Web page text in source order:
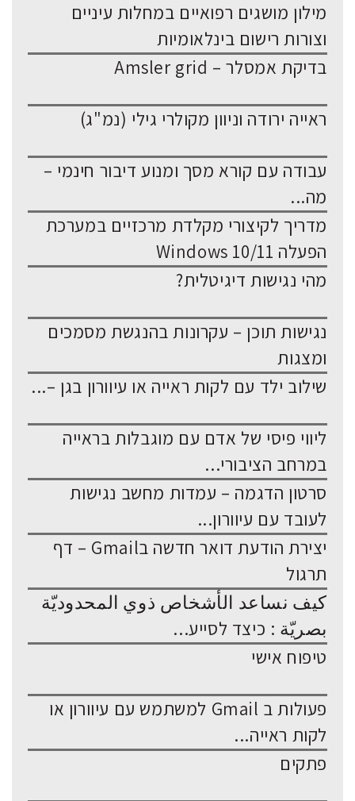
מילון מושגים רפואיים במחלות עיניים
וצורות רישום בינלאומיות
בדיקת אמסלר – Amsler grid
ראייה ירודה וניוון מקולרי גילי (נמ"ג)
עבודה עם קורא מסך ומנוע דיבור חינמי –
מה...
מדריך לקיצורי מקלדת מרכזיים במערכת
הפעלה Windows 10/11
מהי נגישות דיגיטלית?
נגישות תוכן – עקרונות בהנגשת מסמכים
ומצגות
שילוב ילד עם לקות ראייה או עיוורון בגן –...
ליווי פיסי של אדם עם מוגבלות בראייה
במרחב הציבורי...
סרטון הדגמה – עמדות מחשב נגישות
לעובד עם עיוורון...
יצירת הודעת דואר חדשה בGmail – דף
תרגול
كيف نساعد الأشخاص ذوي المحدوديّة
بصريّة : כיצד לסייע...
טיפוח אישי
פעולות ב Gmail למשתמש עם עיוורון או
לקות ראייה...
פתקים